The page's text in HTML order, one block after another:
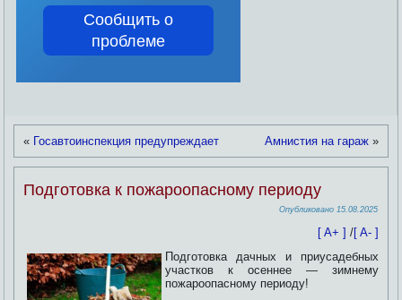
Сообщить о
проблеме
« Госавтоинспекция предупреждает Амнистия на гараж»
Подготовка к пожароопасному периоду
Опубликовано 15.08.2025
[ A+ ] /[ A- ]
Подготовка дачных и приусадебных
участков к осеннее — зимнему
пожароопасному периоду!